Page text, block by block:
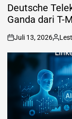
IN
Deutsche
Ganda dari T-
on
Juli 13, 2026
by